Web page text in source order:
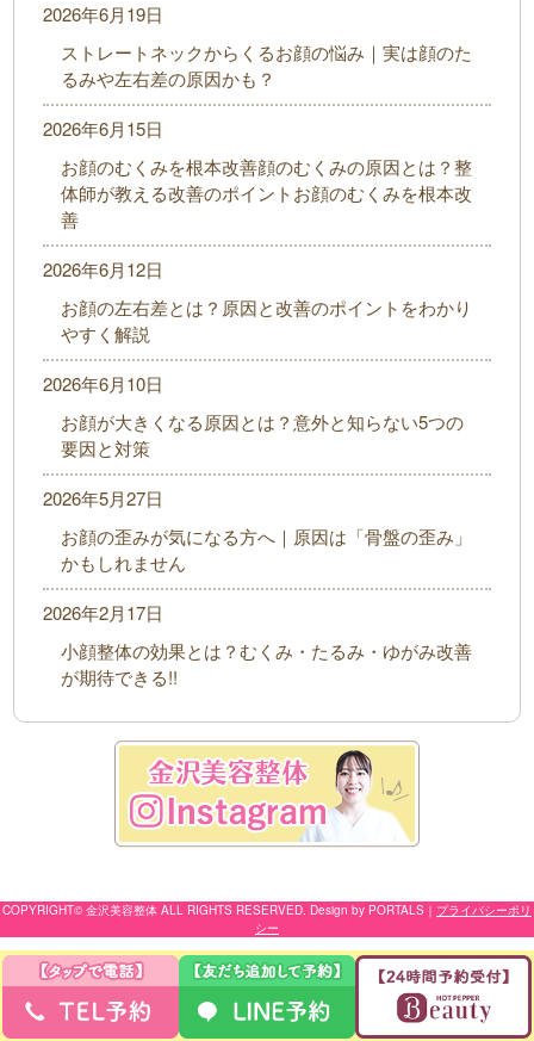
ストレートネックからくるお顔の悩み｜実は顔のた
るみや左右差の原因かも？
2026年6月19日
お顔のむくみを根本改善顔のむくみの原因とは？整
体師が教える改善のポイントお顔のむくみを根本改
善
2026年6月15日
お顔の左右差とは？原因と改善のポイントをわかり
やすく解説
2026年6月12日
お顔が大きくなる原因とは？意外と知らない5つの
要因と対策
2026年6月10日
お顔の歪みが気になる方へ｜原因は「骨盤の歪み」
かもしれません
2026年5月27日
小顔整体の効果とは？むくみ・たるみ・ゆがみ改善
が期待できる!!
2026年2月17日
COPYRIGHT© 金沢美容整体 ALL RIGHTS RESERVED. Design by PORTALS ｜ プライバシーポリ
シー